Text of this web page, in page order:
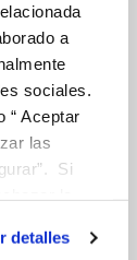
a
sociales.
“ Aceptar
las
Si
y que
detalles